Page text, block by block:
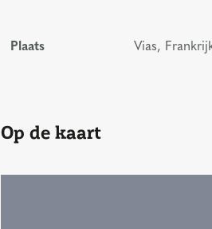
Plaats Vias,
Op de kaart